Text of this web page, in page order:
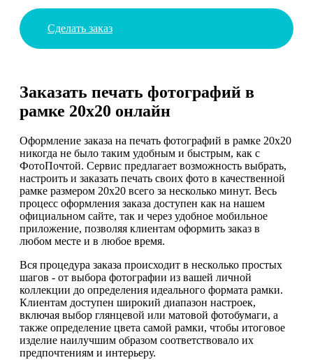
Сделать заказ
Заказать печать фотографий в
рамке 20х20 онлайн
Оформление заказа на печать фотографий в рамке 20х20
никогда не было таким удобным и быстрым, как с
ФотоПочтой. Сервис предлагает возможность выбрать,
настроить и заказать печать своих фото в качественной
рамке размером 20х20 всего за несколько минут. Весь
процесс оформления заказа доступен как на нашем
официальном сайте, так и через удобное мобильное
приложение, позволяя клиентам оформить заказ в
любом месте и в любое время.
Вся процедура заказа происходит в несколько простых
шагов - от выбора фотографии из вашей личной
коллекции до определения идеального формата рамки.
Клиентам доступен широкий диапазон настроек,
включая выбор глянцевой или матовой фотобумаги, а
также определение цвета самой рамки, чтобы итоговое
изделие наилучшим образом соответствовало их
предпочтениям и интерьеру.